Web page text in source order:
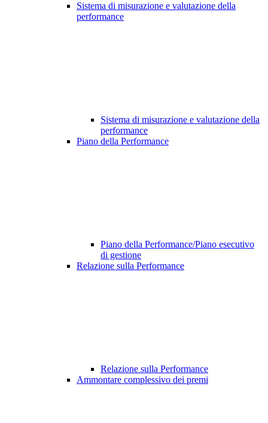
Sistema di misurazione e valutazione della
performance
Sistema di misurazione e valutazione della
performance
Piano della Performance
Piano della Performance/Piano esecutivo
di gestione
Relazione sulla Performance
Relazione sulla Performance
Ammontare complessivo dei premi